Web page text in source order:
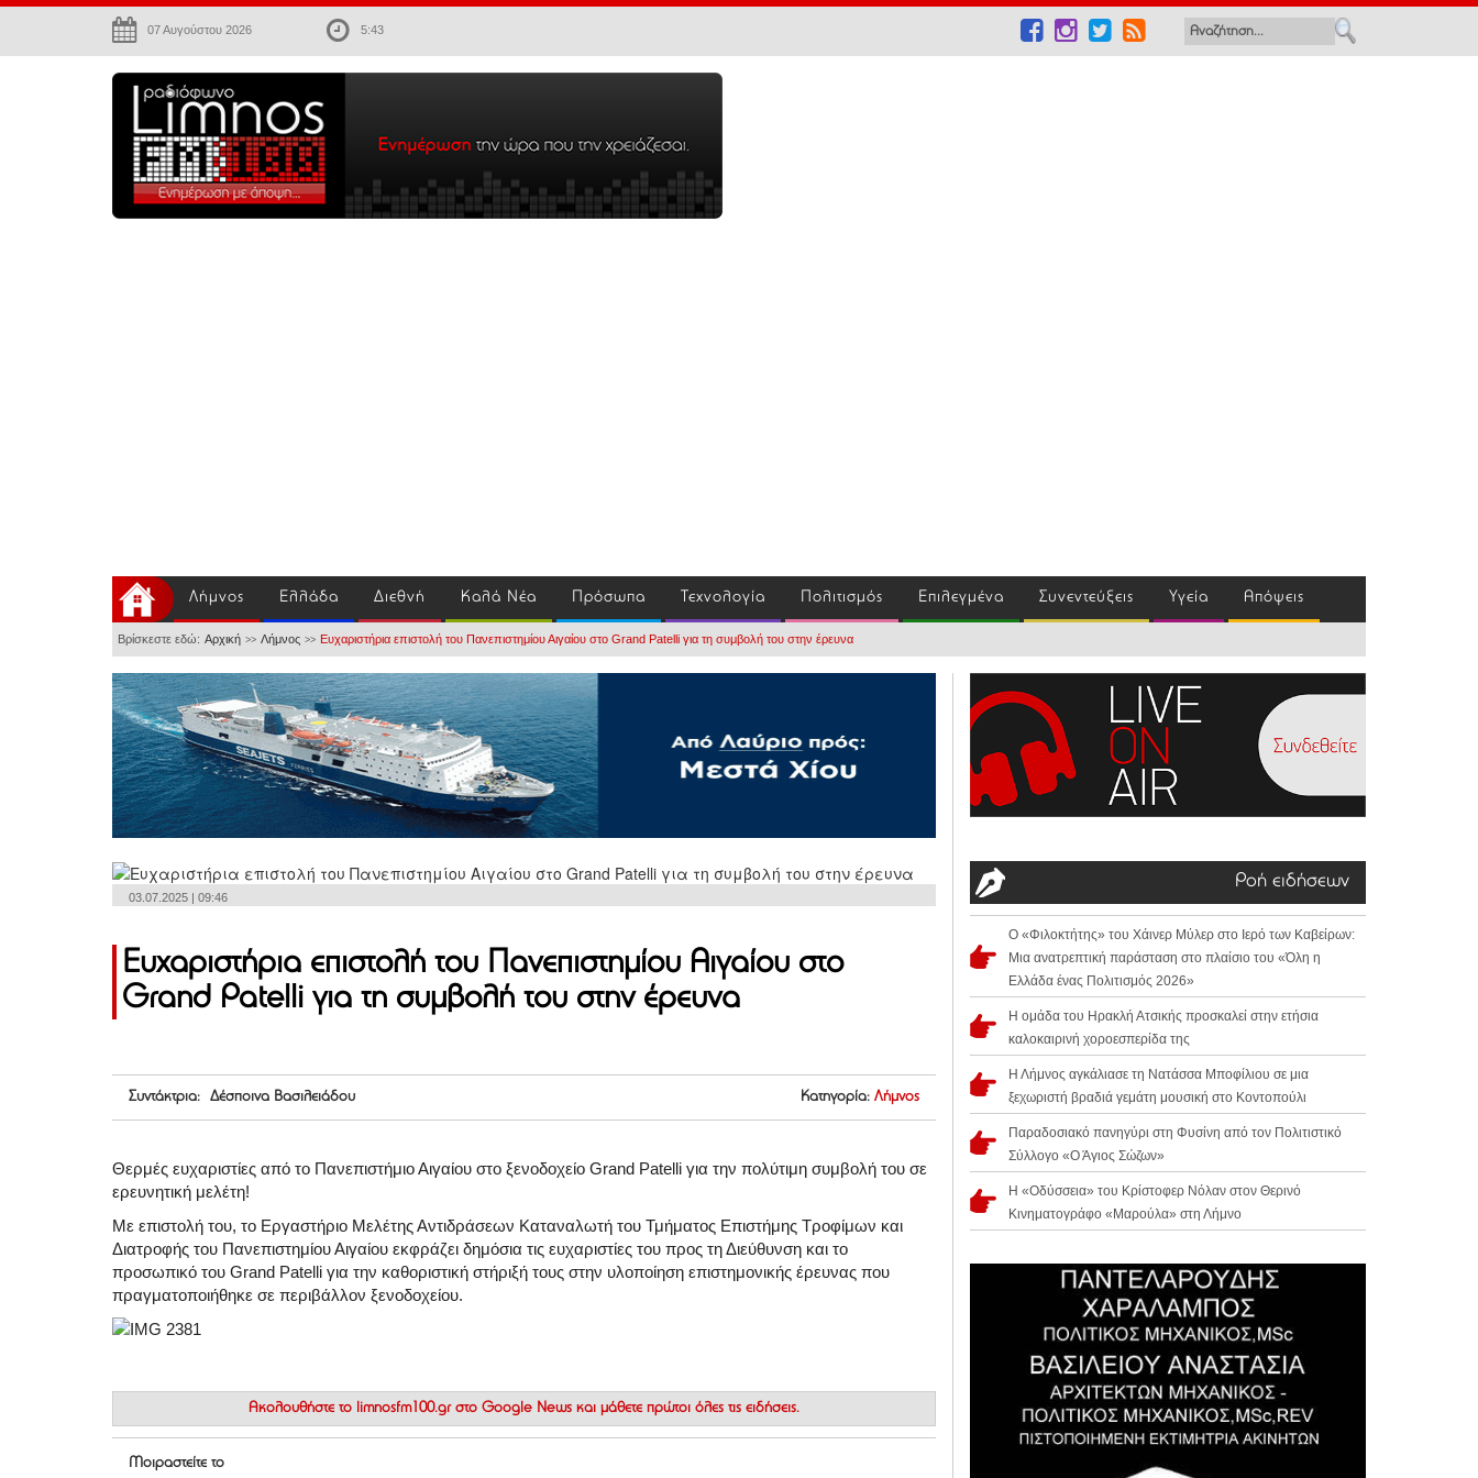
07 Αυγούστου 2026 5:43
Λήμνος Ελλάδα Διεθνή Καλά Νέα Πρόσωπα Τεχνολογία Πολιτισμός Επιλεγμένα Συνεντεύξεις Υγεία Απόψεις
Βρίσκεστε εδώ: Αρχική >> Λήμνος >> Ευχαριστήρια επιστολή του Πανεπιστημίου Αιγαίου στο Grand Patelli για τη συμβολή του στην έρευνα
03.07.2025 | 09:46
Ευχαριστήρια επιστολή του Πανεπιστημίου Αιγαίου στο
Grand Patelli για τη συμβολή του στην έρευνα
Συντάκτρια: Δέσποινα Βασιλειάδου Κατηγορία: Λήμνος
Θερμές ευχαριστίες από το Πανεπιστήμιο Αιγαίου στο ξενοδοχείο Grand Patelli για την πολύτιμη συμβολή του σε
ερευνητική μελέτη!
Με επιστολή του, το Εργαστήριο Μελέτης Αντιδράσεων Καταναλωτή του Τμήματος Επιστήμης Τροφίμων και
Διατροφής του Πανεπιστημίου Αιγαίου εκφράζει δημόσια τις ευχαριστίες του προς τη Διεύθυνση και το
προσωπικό του Grand Patelli για την καθοριστική στήριξή τους στην υλοποίηση επιστημονικής έρευνας που
πραγματοποιήθηκε σε περιβάλλον ξενοδοχείου.
Ακολουθήστε το limnosfm100.gr στο Google News και μάθετε πρώτοι όλες τις ειδήσεις.
Μοιραστείτε το
Ροή ειδήσεων
Ο «Φιλοκτήτης» του Χάινερ Μύλερ στο Ιερό των Καβείρων:
Μια ανατρεπτική παράσταση στο πλαίσιο του «Όλη η
Ελλάδα ένας Πολιτισμός 2026»
Η ομάδα του Ηρακλή Ατσικής προσκαλεί στην ετήσια
καλοκαιρινή χοροεσπερίδα της
Η Λήμνος αγκάλιασε τη Νατάσσα Μποφίλιου σε μια
ξεχωριστή βραδιά γεμάτη μουσική στο Κοντοπούλι
Παραδοσιακό πανηγύρι στη Φυσίνη από τον Πολιτιστικό
Σύλλογο «Ο Άγιος Σώζων»
Η «Οδύσσεια» του Κρίστοφερ Νόλαν στον Θερινό
Κινηματογράφο «Μαρούλα» στη Λήμνο